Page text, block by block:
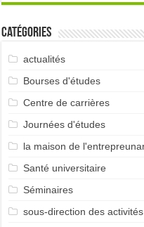
Catégories
actualités
Bourses d'études
Centre de carrières
Journées d'études
la maison de
Santé universitaire
Séminaires
sous-direction des